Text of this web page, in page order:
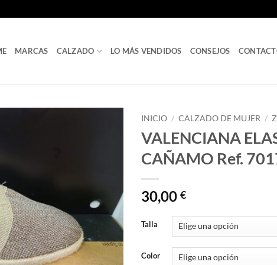
MARCAS CALZADO LO MÁS VENDIDOS CONSEJOS
INICIO / CALZADO DE MUJER /
VALENCIANA
CAÑAMO Ref.
30,00 €
Talla
Color